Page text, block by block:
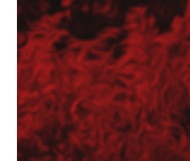
Wynajem maszyn
Jubileusz: 20-lecie
Operator Wiertnicy –
Galeria z otwarcia Bazy
Nasz najnowszy folder
Strona główna